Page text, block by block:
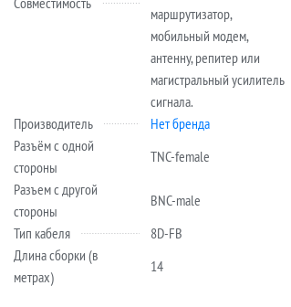
маршрутизатор,
мобильный модем,
антенну, репитер или
магистральный усилитель
сигнала.
Производитель
Нет бренда
Разъём с одной
стороны
TNC-female
Разъем с другой
стороны
BNC-male
Тип кабеля
8D-FB
Длина сборки (в
метрах)
14